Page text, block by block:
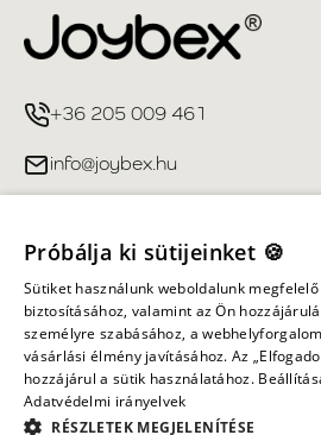
+36 205 009 461
info@joybex.hu
Fiókom
Információ
Minden jog fenntartva ©
Próbálja ki sütijeinket 🍪
Sütiket használunk weboldalunk
biztosításához, valamint az Ön
személyre szabásához, a
vásárlási élmény javításához. Az
hozzájárul a sütik használatához.
Adatvédelmi irányelvek
RÉSZLETEK MEGJELENÍTÉSE